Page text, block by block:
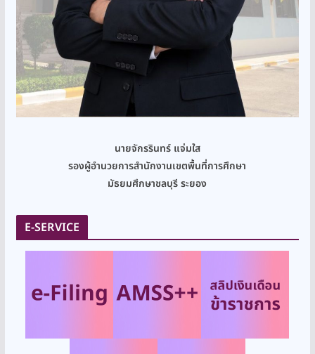
นายจักรรินทร์ แจ่มใส
รองผู้อำนวยการสำนักงานเขตพื้นที่การศึกษา
มัธยมศึกษาชลบุรี ระยอง
E-SERVICE